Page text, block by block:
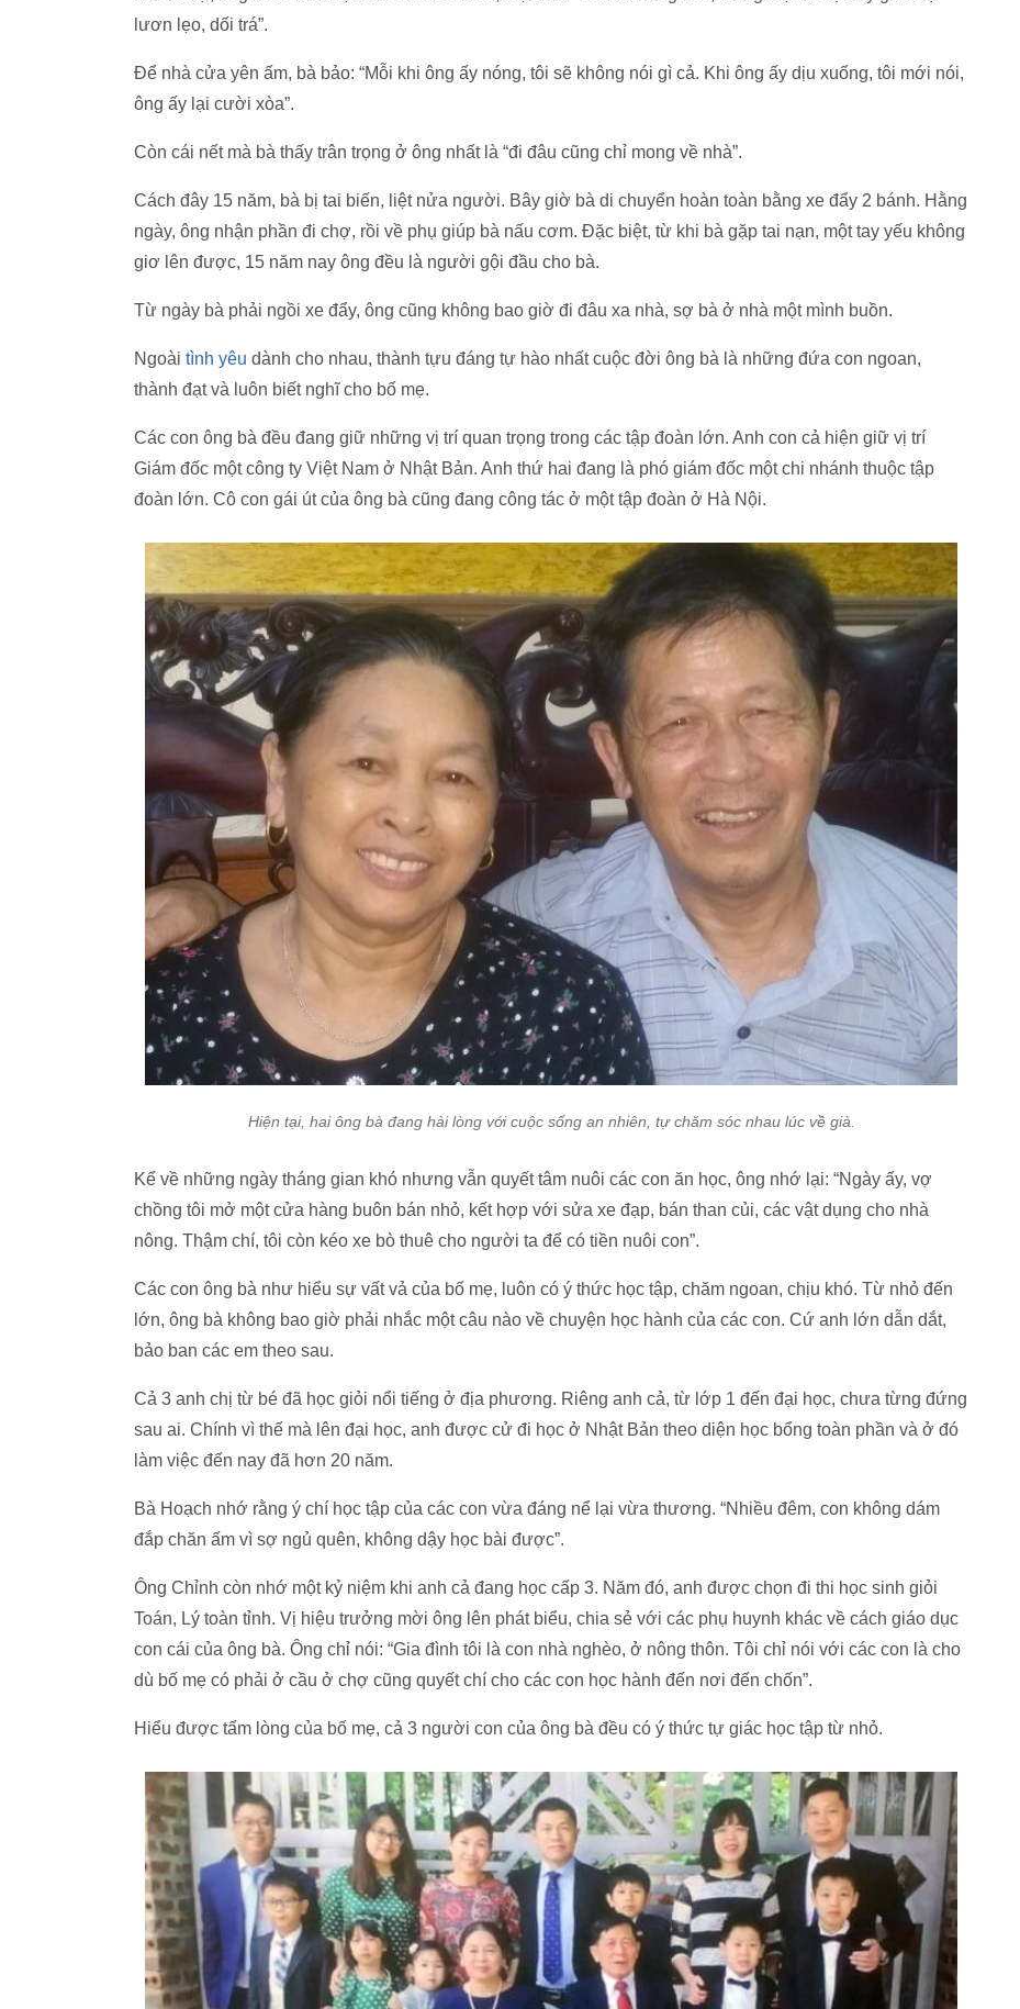
lươn lẹo, dối trá”.
Để nhà cửa yên ấm, bà bảo: “Mỗi khi ông ấy nóng, tôi sẽ không nói gì cả. Khi ông ấy dịu xuống, tôi mới nói,
ông ấy lại cười xòa”.
Còn cái nết mà bà thấy trân trọng ở ông nhất là “đi đâu cũng chỉ mong về nhà”.
Cách đây 15 năm, bà bị tai biến, liệt nửa người. Bây giờ bà di chuyển hoàn toàn bằng xe đẩy 2 bánh. Hằng
ngày, ông nhận phần đi chợ, rồi về phụ giúp bà nấu cơm. Đặc biệt, từ khi bà gặp tai nạn, một tay yếu không
giơ lên được, 15 năm nay ông đều là người gội đầu cho bà.
Từ ngày bà phải ngồi xe đẩy, ông cũng không bao giờ đi đâu xa nhà, sợ bà ở nhà một mình buồn.
Ngoài tình yêu dành cho nhau, thành tựu đáng tự hào nhất cuộc đời ông bà là những đứa con ngoan,
thành đạt và luôn biết nghĩ cho bố mẹ.
Các con ông bà đều đang giữ những vị trí quan trọng trong các tập đoàn lớn. Anh con cả hiện giữ vị trí
Giám đốc một công ty Việt Nam ở Nhật Bản. Anh thứ hai đang là phó giám đốc một chi nhánh thuộc tập
đoàn lớn. Cô con gái út của ông bà cũng đang công tác ở một tập đoàn ở Hà Nội.
Hiện tại, hai ông bà đang hài lòng với cuộc sống an nhiên, tự chăm sóc nhau lúc về già.
Kể về những ngày tháng gian khó nhưng vẫn quyết tâm nuôi các con ăn học, ông nhớ lại: “Ngày ấy, vợ
chồng tôi mở một cửa hàng buôn bán nhỏ, kết hợp với sửa xe đạp, bán than củi, các vật dụng cho nhà
nông. Thậm chí, tôi còn kéo xe bò thuê cho người ta để có tiền nuôi con”.
Các con ông bà như hiểu sự vất vả của bố mẹ, luôn có ý thức học tập, chăm ngoan, chịu khó. Từ nhỏ đến
lớn, ông bà không bao giờ phải nhắc một câu nào về chuyện học hành của các con. Cứ anh lớn dẫn dắt,
bảo ban các em theo sau.
Cả 3 anh chị từ bé đã học giỏi nổi tiếng ở địa phương. Riêng anh cả, từ lớp 1 đến đại học, chưa từng đứng
sau ai. Chính vì thế mà lên đại học, anh được cử đi học ở Nhật Bản theo diện học bổng toàn phần và ở đó
làm việc đến nay đã hơn 20 năm.
Bà Hoạch nhớ rằng ý chí học tập của các con vừa đáng nể lại vừa thương. “Nhiều đêm, con không dám
đắp chăn ấm vì sợ ngủ quên, không dậy học bài được”.
Ông Chỉnh còn nhớ một kỷ niệm khi anh cả đang học cấp 3. Năm đó, anh được chọn đi thi học sinh giỏi
Toán, Lý toàn tỉnh. Vị hiệu trưởng mời ông lên phát biểu, chia sẻ với các phụ huynh khác về cách giáo dục
con cái của ông bà. Ông chỉ nói: “Gia đình tôi là con nhà nghèo, ở nông thôn. Tôi chỉ nói với các con là cho
dù bố mẹ có phải ở cầu ở chợ cũng quyết chí cho các con học hành đến nơi đến chốn”.
Hiểu được tấm lòng của bố mẹ, cả 3 người con của ông bà đều có ý thức tự giác học tập từ nhỏ.